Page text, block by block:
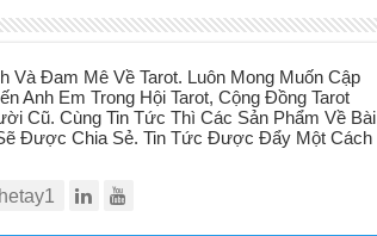
Và Đam Mê Về Tarot. Luôn Mong Muốn Cập
Anh Em Trong Hội Tarot, Cộng Đồng Tarot
Cũ. Cùng Tin Tức Thì Các Sản Phẩm Về Bài
Được Chia Sẻ. Tin Tức Được Đẩy Một Cách